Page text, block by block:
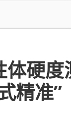
体硬
精准”